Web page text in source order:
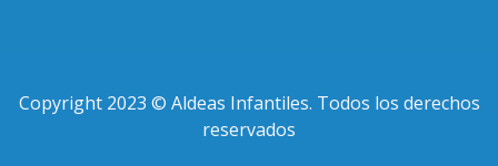
Copyright 2023 © Aldeas Infantiles. Todos los derechos
reservados